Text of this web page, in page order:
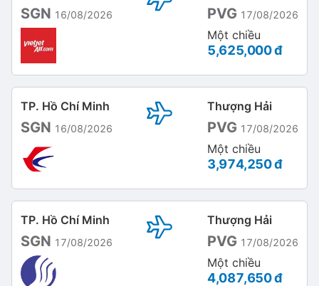
SGN 16/08/2026 PVG 17/08/2026
Một chiều
5,625,000 đ
TP. Hồ Chí Minh
SGN 16/08/2026
Thượng Hải
PVG 17/08/2026
Một chiều
3,974,250 đ
TP. Hồ Chí Minh
SGN 17/08/2026
Thượng Hải
PVG 17/08/2026
Một chiều
4,087,650 đ